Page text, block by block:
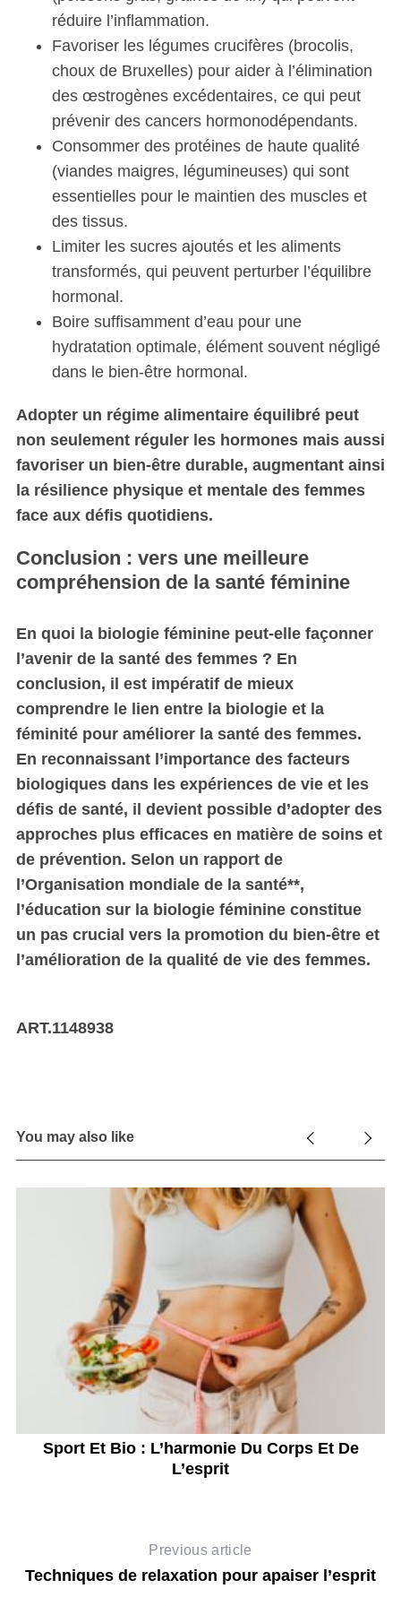
réduire l’inflammation.
Favoriser les légumes crucifères (brocolis,
choux de Bruxelles) pour aider à l’élimination
des œstrogènes excédentaires, ce qui peut
prévenir des cancers hormonodépendants.
Consommer des protéines de haute qualité
(viandes maigres, légumineuses) qui sont
essentielles pour le maintien des muscles et
des tissus.
Limiter les sucres ajoutés et les aliments
transformés, qui peuvent perturber l’équilibre
hormonal.
Boire suffisamment d’eau pour une
hydratation optimale, élément souvent négligé
dans le bien-être hormonal.
Adopter un régime alimentaire équilibré peut
non seulement réguler les hormones mais aussi
favoriser un bien-être durable, augmentant ainsi
la résilience physique et mentale des femmes
face aux défis quotidiens.
Conclusion : vers une meilleure
compréhension de la santé féminine
En quoi la biologie féminine peut-elle façonner
l’avenir de la santé des femmes ? En
conclusion, il est impératif de mieux
comprendre le lien entre la biologie et la
féminité pour améliorer la santé des femmes.
En reconnaissant l’importance des facteurs
biologiques dans les expériences de vie et les
défis de santé, il devient possible d’adopter des
approches plus efficaces en matière de soins et
de prévention. Selon un rapport de
l’Organisation mondiale de la santé**,
l’éducation sur la biologie féminine constitue
un pas crucial vers la promotion du bien-être et
l’amélioration de la qualité de vie des femmes.
ART.1148938
You may also like
Sport Et Bio : L’harmonie Du Corps Et De
L’esprit
Previous article
Techniques de relaxation pour apaiser l’esprit